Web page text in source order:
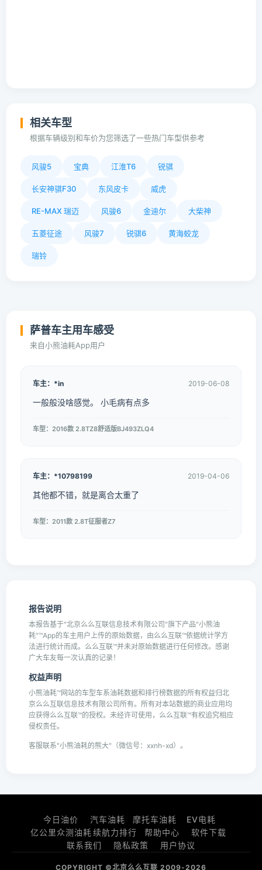
相关车型
根据车辆级别和车价为您筛选了一些热门车型供参考
风骏5 宝典 江淮T6 锐骐
长安神骐F30 东风皮卡 威虎
RE-MAX 瑞迈 风骏6 金迪尔 大柴神
五菱征途 风骏7 锐骐6 黄海蛟龙
瑞铃
萨普车主用车感受
来自小熊油耗App用户
车主：*in 2019-06-08
一般般没啥感觉。 小毛病有点多
车型：2016款 2.8TZ8舒适版BJ493ZLQ4
车主：*10798199 2019-04-06
其他都不错，就是离合太重了
车型：2011款 2.8T征服者Z7
报告说明
本报告基于"北京么么互联信息技术有限公司"旗下产品"小熊油
耗"™App的车主用户上传的原始数据，由么么互联™依据统计学方
法进行统计而成。么么互联™并未对原始数据进行任何修改。感谢
广大车友每一次认真的记录！
权益声明
小熊油耗™网站的车型车系油耗数据和排行榜数据的所有权益归北
京么么互联信息技术有限公司所有。所有对本站数据的商业应用均
应获得么么互联™的授权。未经许可使用，么么互联™有权追究相应
侵权责任。
客服联系"小熊油耗的熊大"（微信号：xxnh-xd）。
今日油价 汽车油耗 摩托车油耗
EV电耗
亿公里众测油耗续航力排行 帮助中心
软件下载
联系我们
隐私政策 用户协议
COPYRIGHT ©北京么么互联 2009-2026